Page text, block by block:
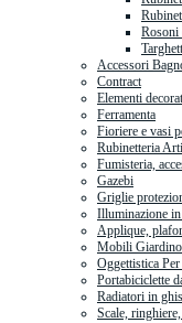
Rosoni
Accessori
Contract
Elementi
Ferramenta
Fioriere e vasi
Rubinetteria
Fumisteria,
Gazebi
Griglie
Illuminazione
Applique,
Mobili Giardino
Oggettistica
Portabiciclette
Radiatori in
Scale,